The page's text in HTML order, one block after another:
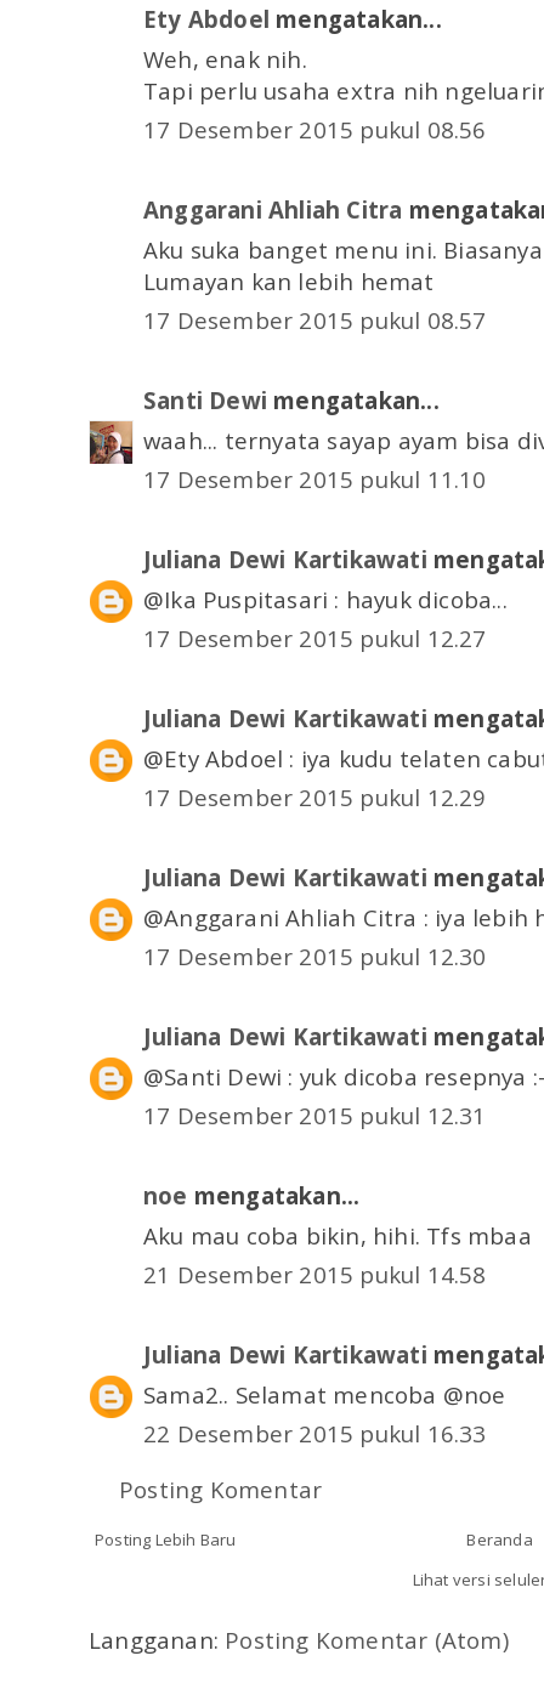
Ety Abdoel mengatakan...
Weh, enak nih.
Tapi perlu usaha extra nih
17 Desember 2015 pukul 08.56
Anggarani Ahliah Citra
Aku suka banget menu ini.
Lumayan kan lebih hemat
17 Desember 2015 pukul 08.57
Santi Dewi mengatakan...
waah... ternyata sayap ayam bisa
17 Desember 2015 pukul 11.10
Juliana Dewi Kartikawati
@Ika Puspitasari : hayuk dicoba...
17 Desember 2015 pukul 12.27
Juliana Dewi Kartikawati
@Ety Abdoel : iya kudu telaten
17 Desember 2015 pukul 12.29
Juliana Dewi Kartikawati
@Anggarani Ahliah Citra : iya
17 Desember 2015 pukul 12.30
Juliana Dewi Kartikawati
@Santi Dewi : yuk dicoba resepnya
17 Desember 2015 pukul 12.31
noe mengatakan...
Aku mau coba bikin, hihi. Tfs mbaa
21 Desember 2015 pukul 14.58
Juliana Dewi Kartikawati
Sama2.. Selamat mencoba @noe
22 Desember 2015 pukul 16.33
Posting Komentar
Posting Lebih Baru
Beranda
Lihat versi
Langganan: Posting Komentar (Atom)